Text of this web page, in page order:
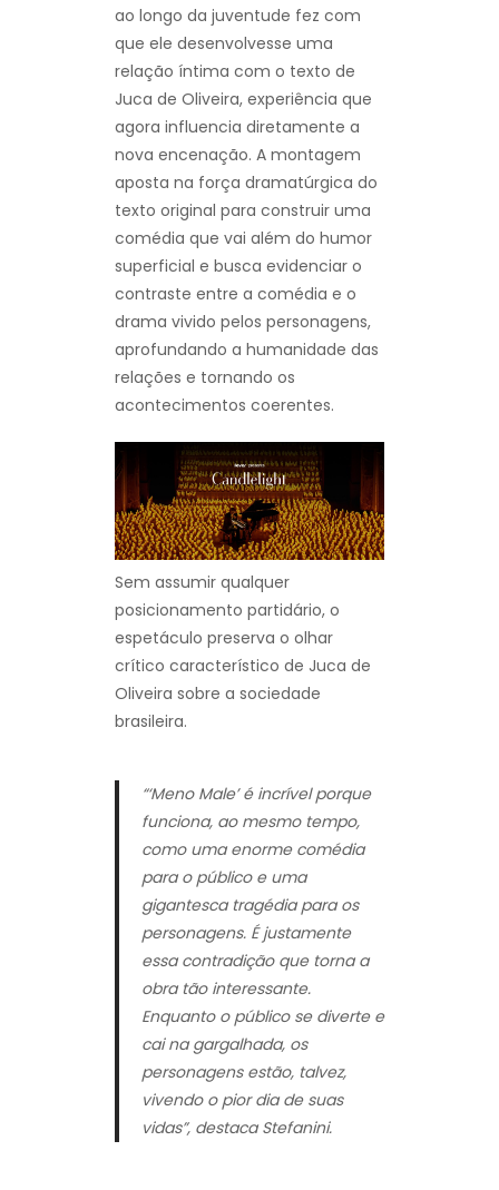
ao longo da juventude fez com
que ele desenvolvesse uma
relação íntima com o texto de
Juca de Oliveira, experiência que
agora influencia diretamente a
nova encenação. A montagem
aposta na força dramatúrgica do
texto original para construir uma
comédia que vai além do humor
superficial e busca evidenciar o
contraste entre a comédia e o
drama vivido pelos personagens,
aprofundando a humanidade das
relações e tornando os
acontecimentos coerentes.
Sem assumir qualquer
posicionamento partidário, o
espetáculo preserva o olhar
crítico característico de Juca de
Oliveira sobre a sociedade
brasileira.
“‘Meno Male’ é incrível porque
funciona, ao mesmo tempo,
como uma enorme comédia
para o público e uma
gigantesca tragédia para os
personagens. É justamente
essa contradição que torna a
obra tão interessante.
Enquanto o público se diverte e
cai na gargalhada, os
personagens estão, talvez,
vivendo o pior dia de suas
vidas”, destaca Stefanini.